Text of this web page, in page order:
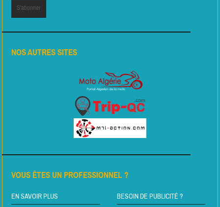
NOS AUTRES SITES
VOUS ÊTES UN PROFESSIONNEL ?
EN SAVOIR PLUS BESOIN DE PUBLICITÉ ?